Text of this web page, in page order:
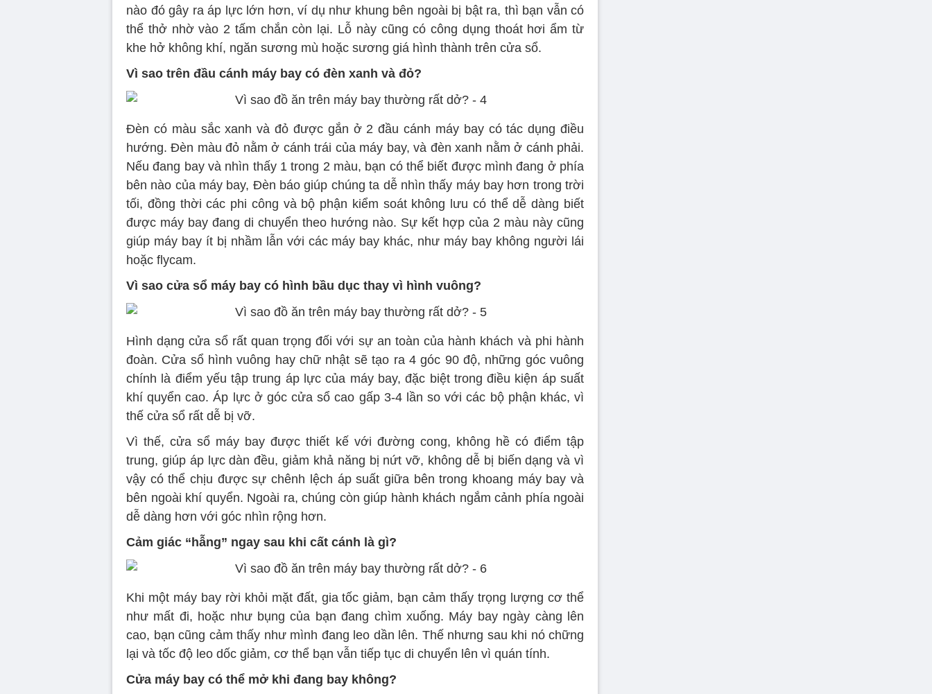
nào đó gây ra áp lực lớn hơn, ví dụ như khung bên ngoài bị bật ra, thì bạn vẫn có
thể thở nhờ vào 2 tấm chắn còn lại. Lỗ này cũng có công dụng thoát hơi ẩm từ
khe hở không khí, ngăn sương mù hoặc sương giá hình thành trên cửa sổ.
Vì sao trên đầu cánh máy bay có đèn xanh và đỏ?
Đèn có màu sắc xanh và đỏ được gắn ở 2 đầu cánh máy bay có tác dụng điều
hướng. Đèn màu đỏ nằm ở cánh trái của máy bay, và đèn xanh nằm ở cánh phải.
Nếu đang bay và nhìn thấy 1 trong 2 màu, bạn có thể biết được mình đang ở phía
bên nào của máy bay, Đèn báo giúp chúng ta dễ nhìn thấy máy bay hơn trong trời
tối, đồng thời các phi công và bộ phận kiểm soát không lưu có thể dễ dàng biết
được máy bay đang di chuyển theo hướng nào. Sự kết hợp của 2 màu này cũng
giúp máy bay ít bị nhầm lẫn với các máy bay khác, như máy bay không người lái
hoặc flycam.
Vì sao cửa sổ máy bay có hình bầu dục thay vì hình vuông?
Hình dạng cửa sổ rất quan trọng đối với sự an toàn của hành khách và phi hành
đoàn. Cửa sổ hình vuông hay chữ nhật sẽ tạo ra 4 góc 90 độ, những góc vuông
chính là điểm yếu tập trung áp lực của máy bay, đặc biệt trong điều kiện áp suất
khí quyển cao. Áp lực ở góc cửa sổ cao gấp 3-4 lần so với các bộ phận khác, vì
thế cửa sổ rất dễ bị vỡ.
Vì thế, cửa sổ máy bay được thiết kế với đường cong, không hề có điểm tập
trung, giúp áp lực dàn đều, giảm khả năng bị nứt vỡ, không dễ bị biến dạng và vì
vậy có thể chịu được sự chênh lệch áp suất giữa bên trong khoang máy bay và
bên ngoài khí quyển. Ngoài ra, chúng còn giúp hành khách ngắm cảnh phía ngoài
dễ dàng hơn với góc nhìn rộng hơn.
Cảm giác “hẫng” ngay sau khi cất cánh là gì?
Khi một máy bay rời khỏi mặt đất, gia tốc giảm, bạn cảm thấy trọng lượng cơ thể
như mất đi, hoặc như bụng của bạn đang chìm xuống. Máy bay ngày càng lên
cao, bạn cũng cảm thấy như mình đang leo dần lên. Thế nhưng sau khi nó chững
lại và tốc độ leo dốc giảm, cơ thể bạn vẫn tiếp tục di chuyển lên vì quán tính.
Cửa máy bay có thể mở khi đang bay không?